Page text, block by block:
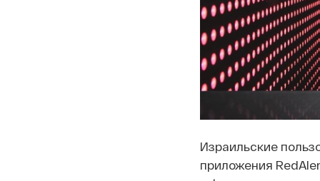
Израильские
приложения